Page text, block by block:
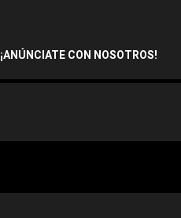
¡ANÚNCIATE CON NOSOTROS!